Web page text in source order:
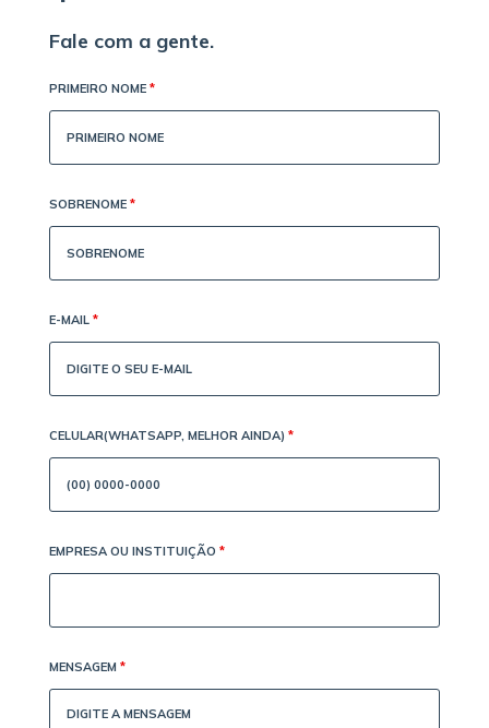
Fale com a gente.
PRIMEIRO NOME *
SOBRENOME *
E-MAIL *
CELULAR(WHATSAPP, MELHOR AINDA) *
EMPRESA OU INSTITUIÇÃO *
MENSAGEM *